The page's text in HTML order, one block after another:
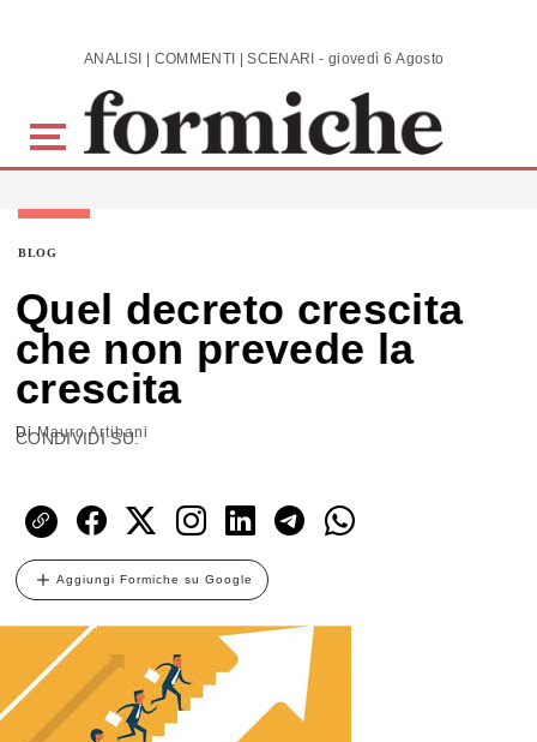
Skip to main content ANALISI | COMMENTI | SCENARI - giovedì 6 Agosto 2026
BLOG
Quel decreto crescita
che non prevede la
crescita
DiMauro Artibani
CONDIVIDI SU:
Aggiungi Formiche su Google